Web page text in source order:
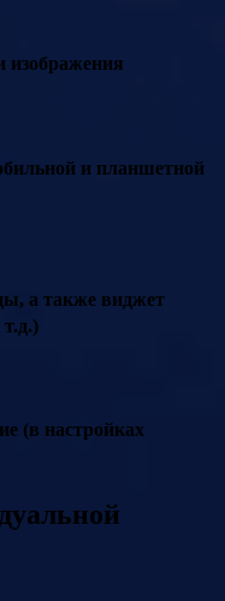
изображения
и планшетной
а также виджет
(в настройках